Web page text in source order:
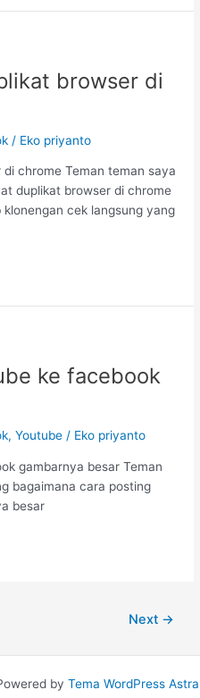
browser di
/ Eko priyanto
chrome Teman teman saya
duplikat browser di chrome
cek langsung yang
ke facebook
,Youtube / Eko priyanto
gambarnya besar Teman
bagaimana cara posting
besar
Next →
by Tema WordPress Astra